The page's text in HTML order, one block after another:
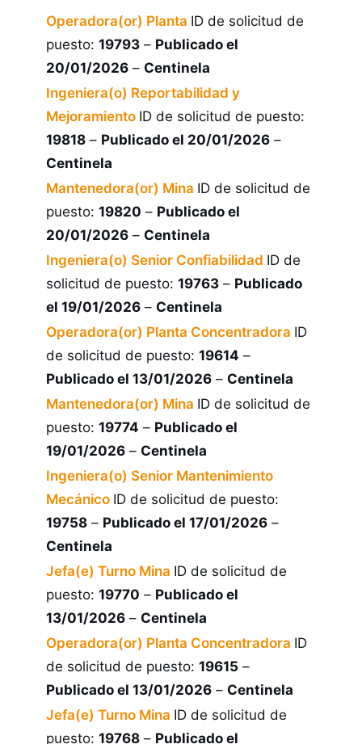
Operadora(or) Planta ID de solicitud de
puesto: 19793 – Publicado el
20/01/2026 – Centinela
Ingeniera(o) Reportabilidad y
Mejoramiento ID de solicitud de puesto:
19818 – Publicado el 20/01/2026 –
Centinela
Mantenedora(or) Mina ID de solicitud de
puesto: 19820 – Publicado el
20/01/2026 – Centinela
Ingeniera(o) Senior Confiabilidad ID de
solicitud de puesto: 19763 – Publicado
el 19/01/2026 – Centinela
Operadora(or) Planta Concentradora ID
de solicitud de puesto: 19614 –
Publicado el 13/01/2026 – Centinela
Mantenedora(or) Mina ID de solicitud de
puesto: 19774 – Publicado el
19/01/2026 – Centinela
Ingeniera(o) Senior Mantenimiento
Mecánico ID de solicitud de puesto:
19758 – Publicado el 17/01/2026 –
Centinela
Jefa(e) Turno Mina ID de solicitud de
puesto: 19770 – Publicado el
13/01/2026 – Centinela
Operadora(or) Planta Concentradora ID
de solicitud de puesto: 19615 –
Publicado el 13/01/2026 – Centinela
Jefa(e) Turno Mina ID de solicitud de
puesto: 19768 – Publicado el